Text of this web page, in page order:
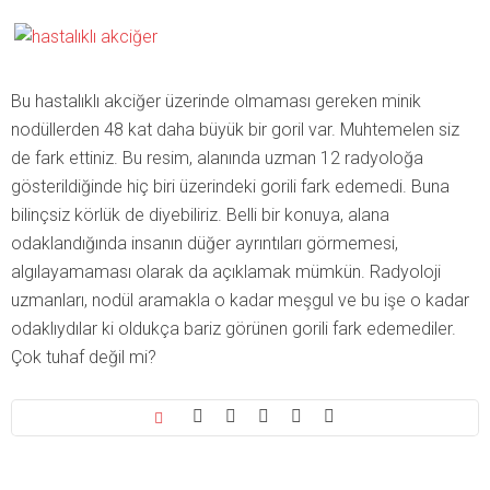
Bu hastalıklı akciğer üzerinde olmaması gereken minik
nodüllerden 48 kat daha büyük bir goril var. Muhtemelen siz
de fark ettiniz. Bu resim, alanında uzman 12 radyoloğa
gösterildiğinde hiç biri üzerindeki gorili fark edemedi. Buna
bilinçsiz körlük de diyebiliriz. Belli bir konuya, alana
odaklandığında insanın düğer ayrıntıları görmemesi,
algılayamaması olarak da açıklamak mümkün. Radyoloji
uzmanları, nodül aramakla o kadar meşgul ve bu işe o kadar
odaklıydılar ki oldukça bariz görünen gorili fark edemediler.
Çok tuhaf değil mi?